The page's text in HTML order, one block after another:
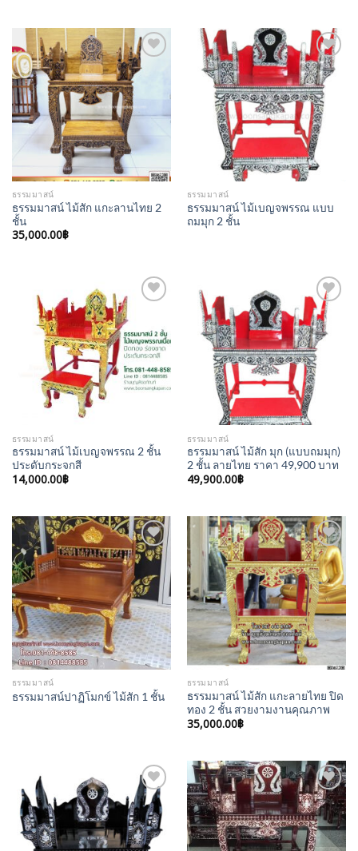
Add to
Wishlist
ธรรมมาสน์
ธรรมมาสน์ ไม้สัก แกะลานไทย 2
ชั้น
35,000.00฿
Add to
Wishlist
ธรรมมาสน์
ธรรมมาสน์ ไม้เบญจพรรณ แบบ
ถมมุก 2 ชั้น
ธรรมมาสน์
ธรรมมาสน์ ไม้เบญจพรรณ 2 ชั้น
ประดับกระจกสี
14,000.00฿
Add to
Wishlist
ธรรมมาสน์
ธรรมมาสน์ ไม้สัก มุก (แบบถมมุก)
2 ชั้น ลายไทย ราคา 49,900 บาท
49,900.00฿
Add to
Wishlist
ธรรมมาสน์
ธรรมมาสน์ปาฏิโมกข์ ไม้สัก 1 ชั้น
Add to
Wishlist
ธรรมมาสน์
ธรรมมาสน์ ไม้สัก แกะลายไทย ปิด
ทอง 2 ชั้น สวยงามงานคุณภาพ
35,000.00฿
Add to
Wishlist
Add to
Wishlist